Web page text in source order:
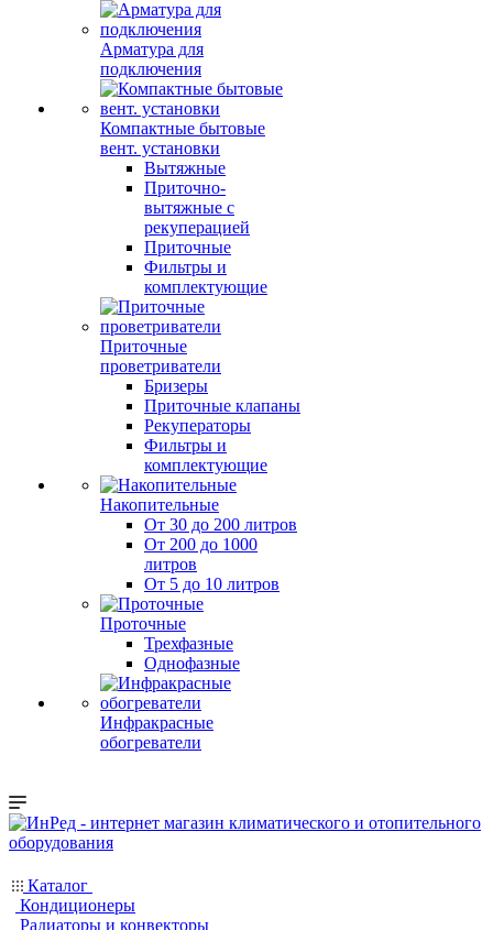
Арматура для
подключения
Компактные бытовые
вент. установки
Вытяжные
Приточно-
вытяжные с
рекуперацией
Приточные
Фильтры и
комплектующие
Приточные
проветриватели
Бризеры
Приточные клапаны
Рекуператоры
Фильтры и
комплектующие
Накопительные
От 30 до 200 литров
От 200 до 1000
литров
От 5 до 10 литров
Проточные
Трехфазные
Однофазные
Инфракрасные
обогреватели
Каталог
Кондиционеры
Радиаторы и конвекторы